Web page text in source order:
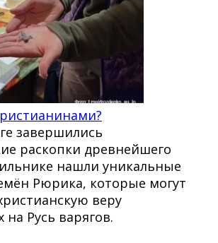
завершились
раскопки древнейшего
нашли уникальные
Рюрика, которые могут
веру
Русь варягов.